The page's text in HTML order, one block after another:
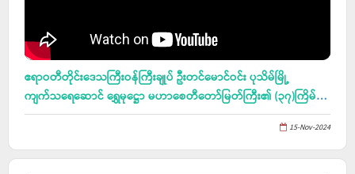
ဧရာဝတီတိုင်းဒေသကြီးဝန်ကြီးချုပ် ဦးတင်မောင်ဝင်း ပုသိမ်မြို့
ကျက်သရေဆောင် ရွှေမုဋ္ဌော မဟာစေတီတော်မြတ်ကြီး၏ (၃၇)ကြိမ်
မြောက် မသိုးသင်္ကန်းရက်ခတ်ယှဉ်ပြိုင်ပွဲအား တက်ရောက်ဖွင့်လှစ်၊
(၃၇)ကြိမ်မြောက် မသိုးသင်္ကန်းကပ်လှူပွဲတော် ရေစက်ချမင်္ဂလာ
အခမ်းအနားသို့တက်ရောက်
15-Nov-2024